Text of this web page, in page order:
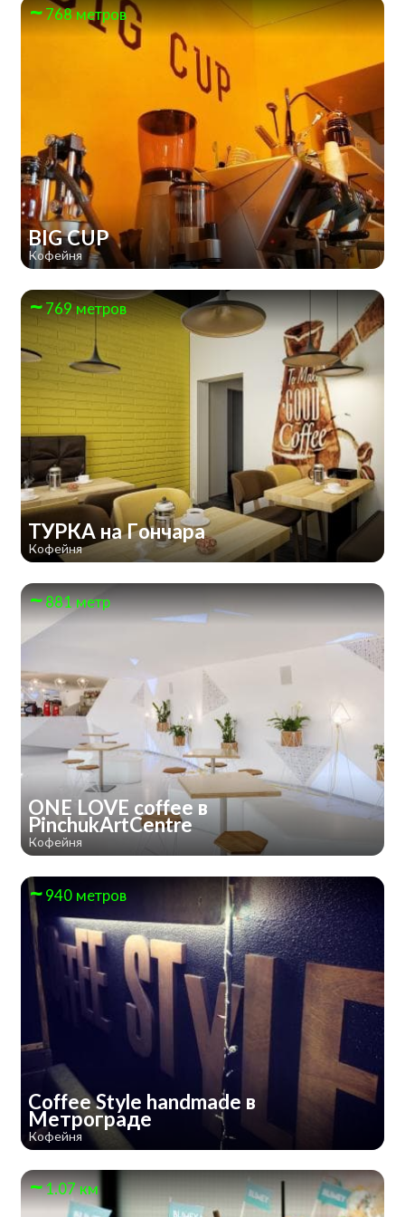
768 метров
BIG CUP
Кофейня
769 метров
ТУРКА на Гончара
Кофейня
881 метр
ONE LOVE coffee в
PinchukArtCentre
Кофейня
940 метров
Coffee Style handmade в
Метрограде
Кофейня
1.07 км